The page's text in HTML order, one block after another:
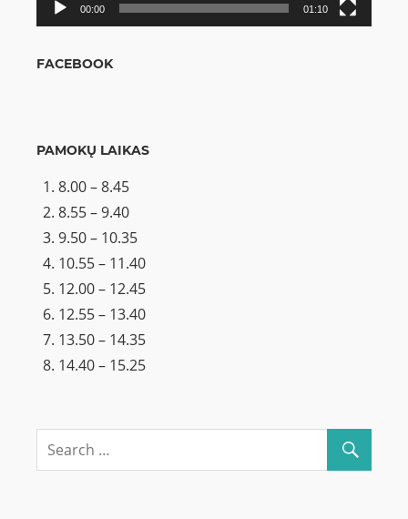
00:00 01:10
FACEBOOK
PAMOKŲ LAIKAS
8.00 – 8.45
8.55 – 9.40
9.50 – 10.35
10.55 – 11.40
12.00 – 12.45
12.55 – 13.40
13.50 – 14.35
14.40 – 15.25